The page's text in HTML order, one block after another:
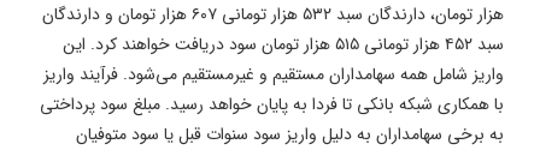
هزار تومان، دارندگان سبد ۵۳۲ هزار تومانی ۶۰۷ هزار تومان و دارندگان
سبد ۴۵۲ هزار تومانی ۵۱۵ هزار تومان سود دریافت خواهند کرد. این
واریز شامل همه سهامداران مستقیم و غیرمستقیم می‌شود. فرآیند واریز
با همکاری شبکه بانکی تا فردا به پایان خواهد رسید. مبلغ سود پرداختی
به برخی سهامداران به دلیل واریز سود سنوات قبل یا سود متوفیان